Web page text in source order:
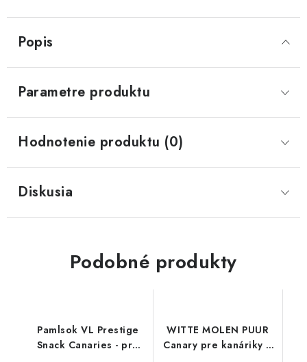
Popis
Parametre produktu
Hodnotenie produktu (0)
Diskusia
Podobné produkty
Pamlsok VL Prestige
Snack Canaries - pre
WITTE MOLEN PUUR
Canary pre kanáriky 2